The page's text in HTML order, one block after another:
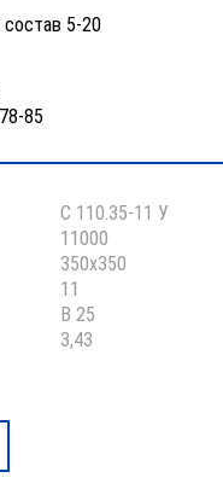
5-20
85
С 110.35-11 У
11000
350х350
11
В 25
3,43